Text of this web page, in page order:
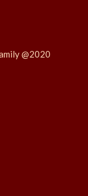
@2020